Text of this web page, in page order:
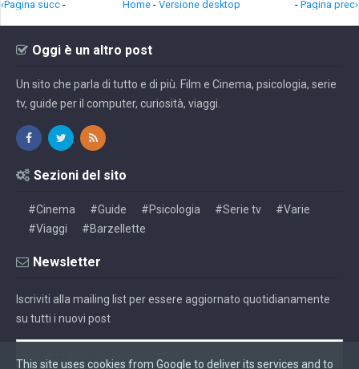
‹Pagina succ - - Pagina prec›
Home - Versione desktop
Oggi è un altro post
Un sito che parla di tutto e di più. Film e Cinema, psicologia, serie
tv, guide per il computer, curiosità, viaggi.
Sezioni del sito
#Cinema #Guide #Psicologia #Serie tv
#Varie
#Viaggi
#Barzellette
Newsletter
Iscriviti alla mailing list per essere aggiornato quotidianamente
su tutti i nuovi post
This site uses cookies from Google to deliver its services and to